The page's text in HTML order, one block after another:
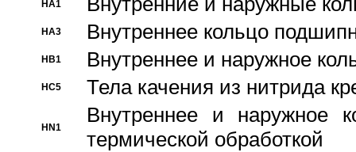
HA1
HA3 Bнутреннее кольцо
HB1 Bнутреннее и наружное
HC5 Тела качения из нитрида
HN1
Bнутреннее и наружное
термической обработкой